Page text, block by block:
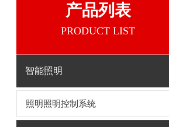
产品列表
PRODUCT LIST
智能照明
照明照明控制系统